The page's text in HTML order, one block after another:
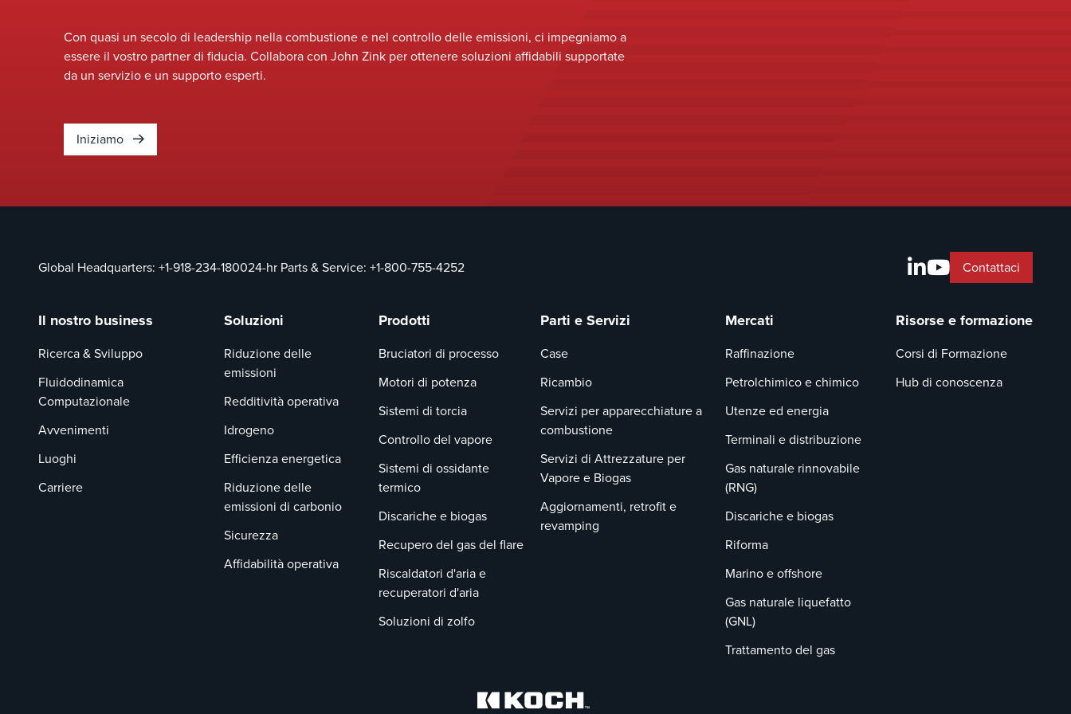
tassi di emissione di diossine
e furani (CDD/CDF).
Con quasi un secolo di leadership nella combustione e nel controllo delle emissioni, ci impegniamo a
essere il vostro partner di fiducia. Collabora con John Zink per ottenere soluzioni affidabili supportate
da un servizio e un supporto esperti.
Iniziamo
Global Headquarters: +1-918-234-180024-hr Parts & Service: +1-800-755-4252 Contattaci
Il nostro business
Ricerca & Sviluppo
Fluidodinamica
Computazionale
Avvenimenti
Luoghi
Carriere
Soluzioni
Riduzione delle
emissioni
Redditività operativa
Idrogeno
Efficienza energetica
Riduzione delle
emissioni di carbonio
Sicurezza
Affidabilità operativa
Prodotti
Bruciatori di processo
Motori di potenza
Sistemi di torcia
Controllo del vapore
Sistemi di ossidante
termico
Discariche e biogas
Recupero del gas del flare
Riscaldatori d'aria e
recuperatori d'aria
Soluzioni di zolfo
Parti e Servizi
Case
Ricambio
Servizi per apparecchiature a
combustione
Servizi di Attrezzature per
Vapore e Biogas
Aggiornamenti, retrofit e
revamping
Mercati
Raffinazione
Petrolchimico e chimico
Utenze ed energia
Terminali e distribuzione
Gas naturale rinnovabile
(RNG)
Discariche e biogas
Riforma
Marino e offshore
Gas naturale liquefatto
(GNL)
Trattamento del gas
Risorse e formazione
Corsi di Formazione
Hub di conoscenza